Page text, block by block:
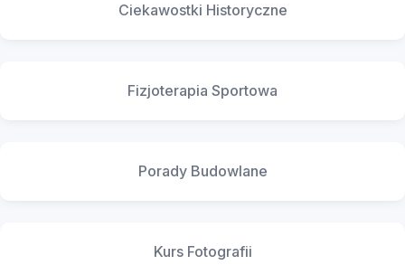
Ciekawostki Historyczne
Fizjoterapia Sportowa
Porady Budowlane
Kurs Fotografii